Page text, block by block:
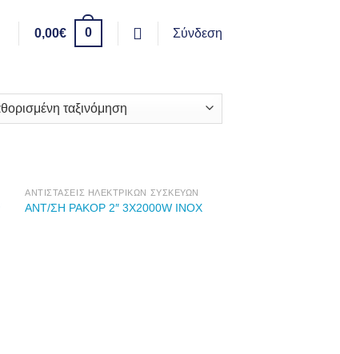
0,00€ 0 Σύνδεση
ΑΝΤΙΣΤΆΣΕΙΣ ΗΛΕΚΤΡΙΚΏΝ ΣΥΣΚΕΥΏΝ
ΑΝΤ/ΣΗ ΡΑΚΟΡ 2″ 3X2000W ΙΝΟΧ